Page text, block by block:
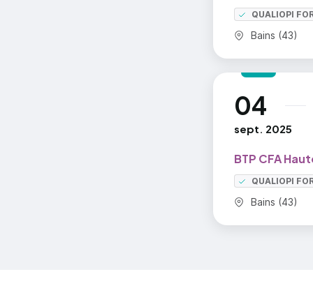
QUALIOPI
Commune :
Bains (43)
04
sept. 2025
au
BTP CFA
QUALIOPI
Commune :
Bains (43)